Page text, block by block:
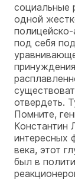
социальные
одной
под себя
отвердеть.
Помните,
Константин
интересных
века, этот
был в